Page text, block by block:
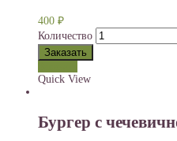
400 ₽
Количество
Заказать
Quick View
Бургер с